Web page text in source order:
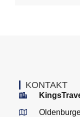
KONTAKT